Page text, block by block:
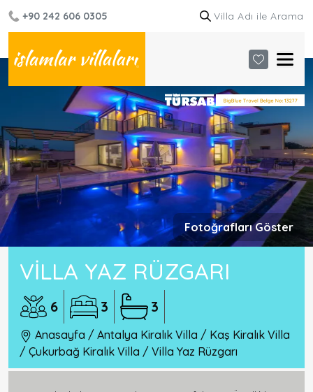
+90 242 606 0305
Fotoğrafları Göster
VILLA YAZ RÜZGARI
6 3 3
Anasayfa / Antalya Kiralık Villa / Kaş Kiralık Villa
/ Çukurbağ Kiralık Villa / Villa Yaz Rüzgarı